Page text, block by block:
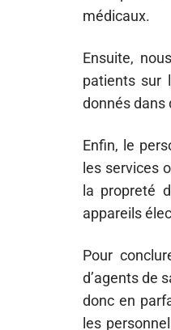
médicaux.
Ensuite,
patients sur
donnés dans
Enfin, le
les services
la propreté
appareils
Pour
d’agents de
donc en
les